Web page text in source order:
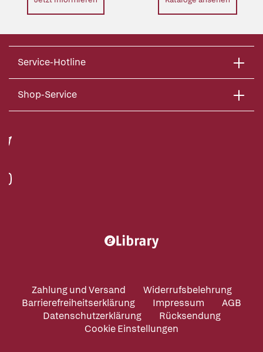
Service-Hotline
Shop-Service
Zahlung und Versand
Widerrufsbelehrung
Barrierefreiheitserklärung
Impressum
AGB
Datenschutzerklärung
Rücksendung
Cookie Einstellungen